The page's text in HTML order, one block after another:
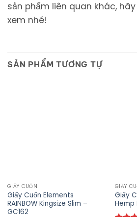
sản phẩm liên quan khác, hãy
xem nhé!
SẢN PHẨM TƯƠNG TỰ
GIẤY CUỐN
Giấy Cuốn Elements
RAINBOW Kingsize Slim –
GC162
GIẤY
Giấy
Hemp